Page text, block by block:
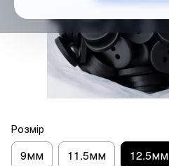
Розмір
9мм 11.5мм 12.5мм